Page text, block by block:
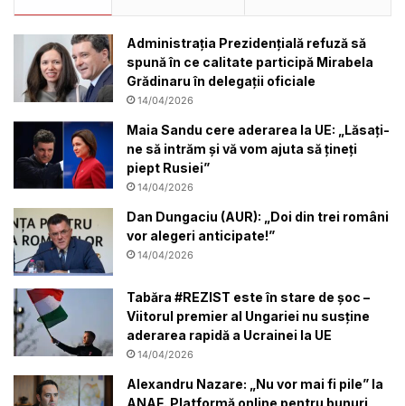
Administrația Prezidențială refuză să
spună în ce calitate participă Mirabela
Grădinaru în delegații oficiale
14/04/2026
Maia Sandu cere aderarea la UE: „Lăsați-
ne să intrăm și vă vom ajuta să țineți
piept Rusiei”
14/04/2026
Dan Dungaciu (AUR): „Doi din trei români
vor alegeri anticipate!”
14/04/2026
Tabăra #REZIST este în stare de șoc –
Viitorul premier al Ungariei nu susține
aderarea rapidă a Ucrainei la UE
14/04/2026
Alexandru Nazare: „Nu vor mai fi pile” la